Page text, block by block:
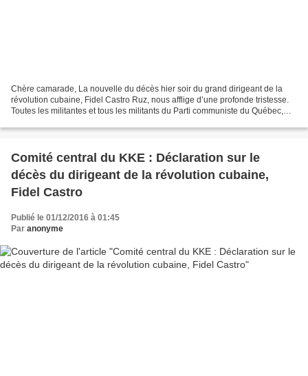
Chère camarade, La nouvelle du décès hier soir du grand dirigeant de la
révolution cubaine, Fidel Castro Ruz, nous afflige d’une profonde tristesse.
Toutes les militantes et tous les militants du Parti communiste du Québec,
Comité central du KKE : Déclaration sur le
décès du dirigeant de la révolution cubaine,
Fidel Castro
Publié le 01/12/2016 à 01:45
Par anonyme